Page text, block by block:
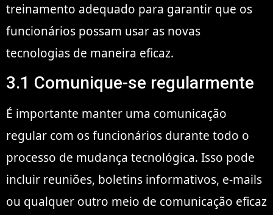
treinamento adequado para garantir que os
funcionários possam usar as novas
tecnologias de maneira eficaz.
3.1 Comunique-se regularmente
É importante manter uma comunicação
regular com os funcionários durante todo o
processo de mudança tecnológica. Isso pode
incluir reuniões, boletins informativos, e-mails
ou qualquer outro meio de comunicação eficaz